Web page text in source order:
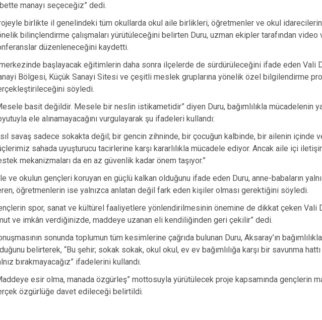
manayı seçeceğiz” dedi.
birlikte il genelindeki tüm okullarda okul aile birlikleri, öğretmenler ve okul
bilinçlendirme çalışmaları yürütüleceğini belirten Duru, uzman ekipler tarafından
düzenleneceğini kaydetti.
başlayacak eğitimlerin daha sonra ilçelerde de sürdürüleceğini ifade eden Vali
Bölgesi, Küçük Sanayi Sitesi ve çeşitli meslek gruplarına yönelik özel bilgilendirme
söyledi.
basit değildir. Mesele bir neslin istikametidir” diyen Duru, bağımlılıkla mücadelenin
ele alınamayacağını vurgulayarak şu ifadeleri kullandı:
savaş sadece sokakta değil; bir gencin zihninde, bir çocuğun kalbinde, bir ailenin içinde
sahada uyuşturucu tacirlerine karşı kararlılıkla mücadele ediyor. Ancak aile içi
mekanizmaları da en az güvenlik kadar önem taşıyor.”
ve okulun gençleri koruyan en güçlü kalkan olduğunu ifade eden Duru, anne-babaların
öğretmenlerin ise yalnızca anlatan değil fark eden kişiler olması gerektiğini söyledi.
spor, sanat ve kültürel faaliyetlere yönlendirilmesinin önemine de dikkat çeken Vali
ve imkân verdiğinizde, maddeye uzanan eli kendiliğinden geri çekilir” dedi.
sonunda toplumun tüm kesimlerine çağrıda bulunan Duru, Aksaray’ın
belirterek, “Bu şehir; sokak sokak, okul okul, ev ev bağımlılığa karşı bir savunma hattı
bırakmayacağız” ifadelerini kullandı.
esir olma, manada özgürleş” mottosuyla yürütülecek proje kapsamında gençlerin
özgürlüğe davet edileceği belirtildi.